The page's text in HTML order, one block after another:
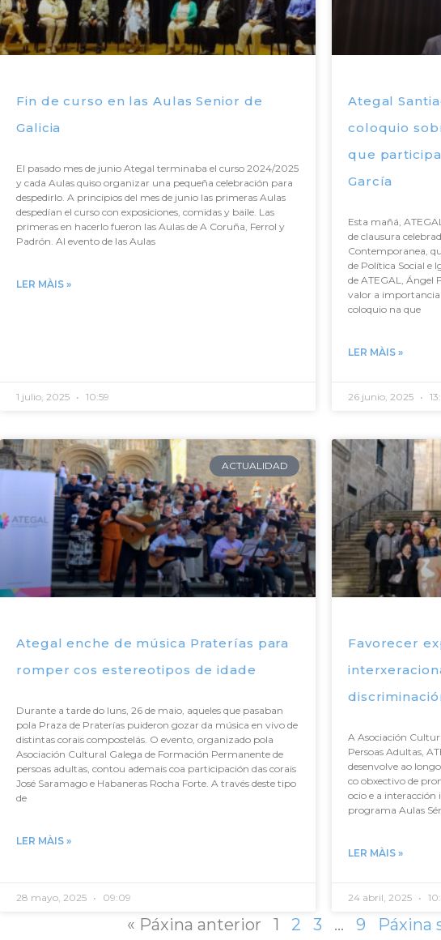
Fin de curso en las Aulas Senior de
Galicia
El pasado mes de junio Ategal terminaba el curso 2024/2025
y cada Aulas quiso organizar una pequeña celebración para
despedirlo. A principios del mes de junio las primeras Aulas
despedían el curso con exposiciones, comidas y baile. Las
primeras en hacerlo fueron las Aulas de A Coruña, Ferrol y
Padrón. Al evento de las Aulas
LER MÀIS »
1 julio, 2025 10:59
Ategal
coloquio
que
García
Esta mañá,
de clausura
Contemporanea,
de Política Social e
de ATEGAL, Ángel
valor a
coloquio na que
LER MÀIS »
26 junio, 2025
ACTUALIDAD
Ategal enche de música Praterías para
romper cos estereotipos de idade
Durante a tarde do luns, 26 de maio, aqueles que pasaban
pola Praza de Praterías puideron gozar da música en vivo de
distintas corais compostelás. O evento, organizado pola
Asociación Cultural Galega de Formación Permanente de
persoas adultas, contou ademais coa participación das corais
José Saramago e Habaneras Rocha Forte. A través deste tipo
de
LER MÀIS »
28 mayo, 2025 09:09
Favorecer
A Asociación
Persoas Adultas,
desenvolve ao
co obxectivo de
ocio e a interacción
programa Aulas
LER MÀIS »
24 abril, 2025
« Páxina anterior 1 2 3 … 9 Páxina